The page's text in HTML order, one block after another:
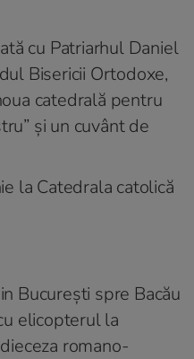
cu Patriarhul Daniel
Bisericii Ortodoxe,
catedrală pentru
și un cuvânt de
la Catedrala catolică
București spre Bacău
elicopterul la
romano-